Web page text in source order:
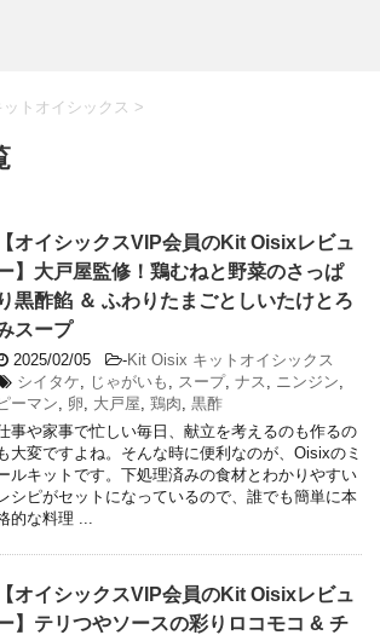
トオイシックス >
【オイシックスVIP会員のKit Oisixレビュ
】大戸屋監修！鶏むねと野菜のさっぱ
り黒酢餡 ＆ ふわりたまごとしいたけとろ
スープ
2025/02/05 -Kit Oisix キットオイシックス
シイタケ
じゃがいも スープ, ナス ニンジン
ーマン
卵 大戸屋 鶏肉 黒酢
事や家事で忙しい毎日、献立を考えるのも作るの
大変ですよね。そんな時に便利なのが、Oisixのミ
ルキットです。下処理済みの食材とわかりやすい
シピがセットになっているので、誰でも簡単に本
的な料理 ...
【オイシックスVIP会員のKit Oisixレビュ
】テリつやソースの彩りロコモコ & チ